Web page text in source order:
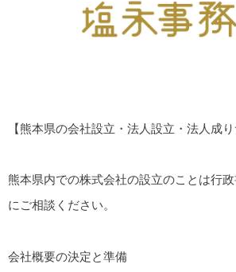
【熊本県の会社設立・法人設立・法人成り
熊本県内での株式会社の設立のことは行
にご相談ください。
会社概要の決定と準備